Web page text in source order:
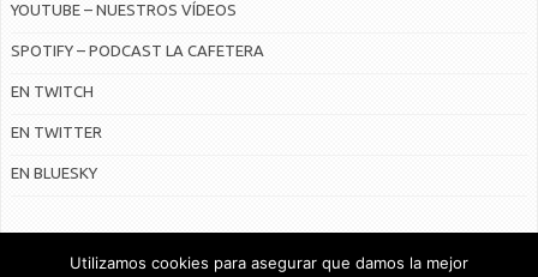
YOUTUBE – NUESTROS VÍDEOS
SPOTIFY – PODCAST LA CAFETERA
EN TWITCH
EN TWITTER
EN BLUESKY
Utilizamos cookies para asegurar que damos la mejor